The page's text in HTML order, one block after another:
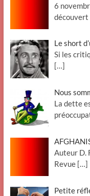
6
découvert
Le short
Si les
[…]
Nous
La dette
Auteur D.
Revue […]
Petite